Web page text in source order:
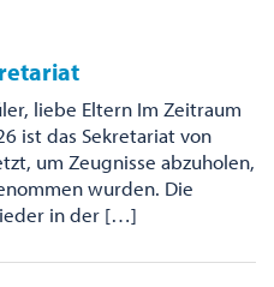
liebe Eltern Im Zeitraum
ist das Sekretariat von
um Zeugnisse abzuholen,
wurden. Die
in der […]